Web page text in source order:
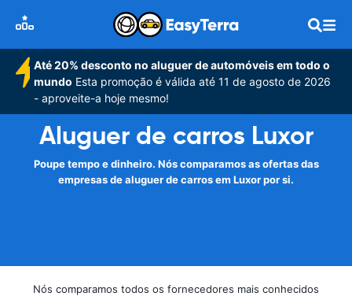
Até 20% desconto no aluguer de automóveis em todo o
mundo Esta promoção é válida até 11 de agosto de 2026
- aproveite-a hoje mesmo!
Aluguer de carros Luxor
Poupe tempo e dinheiro. Nós comparamos as ofertas das
empresas de aluguer de carros em Luxor por si.
Nós comparamos todos os fornecedores mais conhecidos